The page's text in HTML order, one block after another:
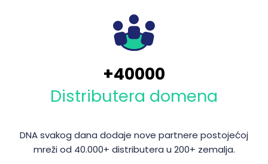
+40000
Distributera domena
DNA svakog dana dodaje nove partnere postojećoj
mreži od 40.000+ distributera u 200+ zemalja.